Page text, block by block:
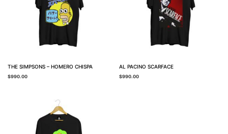
THE SIMPSONS – HOMERO CHISPA
$990.00
AL PACINO SCARFACE
$990.00